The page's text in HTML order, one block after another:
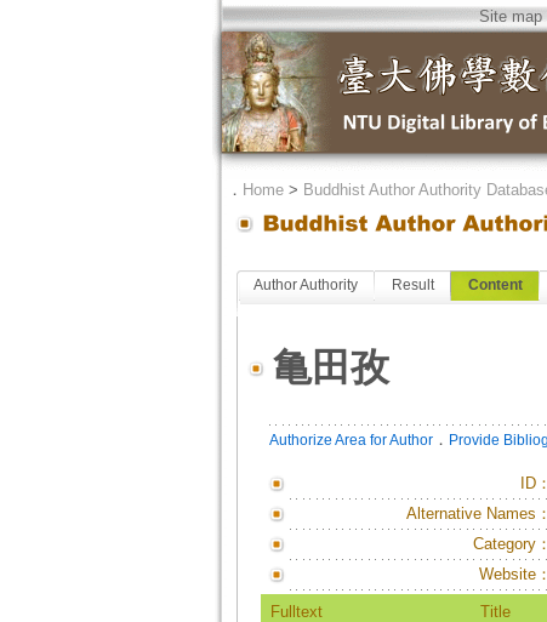
Site map
． Home> Buddhist Author Authority
Author Authority Result Content
亀田孜
Authorize Area for Author． Provide
ID：
Alternative Names：
Category：
Website：
Fulltext Title